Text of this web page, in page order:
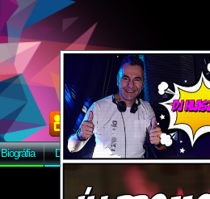
Biográfia Discográfia Képek Letöltés